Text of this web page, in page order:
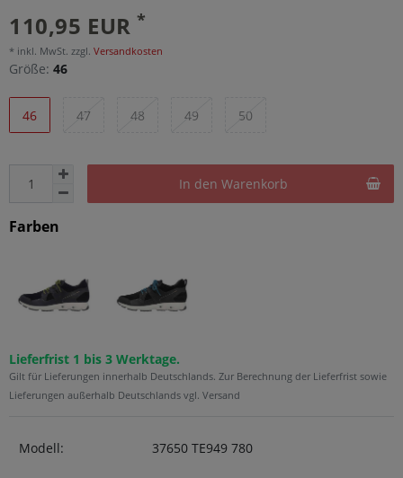
110,95 EUR*
* inkl. MwSt. zzgl. Versandkosten
Größe: 46
46 47 48 49 50
In den Warenkorb
Farben
Lieferfrist 1 bis 3 Werktage.
Gilt für Lieferungen innerhalb Deutschlands. Zur Berechnung der Lieferfrist sowie
Lieferungen außerhalb Deutschlands vgl. Versand
Modell: 37650 TE949 780